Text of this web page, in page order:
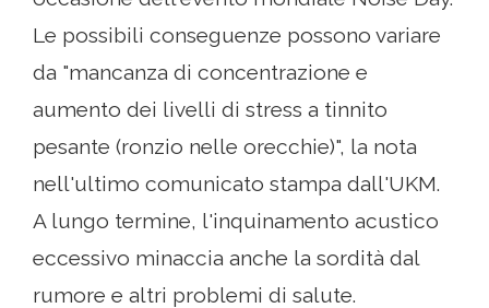
Le possibili conseguenze possono variare
da "mancanza di concentrazione e
aumento dei livelli di stress a tinnito
pesante (ronzio nelle orecchie)", la nota
nell'ultimo comunicato stampa dall'UKM.
A lungo termine, l'inquinamento acustico
eccessivo minaccia anche la sordità dal
rumore e altri problemi di salute.